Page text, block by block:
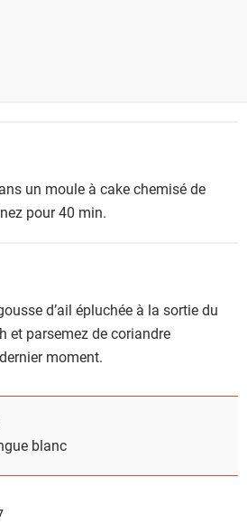
un moule à cake chemisé de
pour 40 min.
d’ail épluchée à la sortie du
et parsemez de coriandre
moment.
blanc